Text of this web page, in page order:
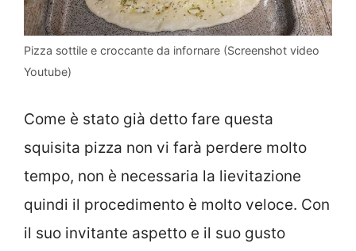
Pizza sottile e croccante da infornare (Screenshot video
Youtube)
Come è stato già detto fare questa
squisita pizza non vi farà perdere molto
tempo, non è necessaria la lievitazione
quindi il procedimento è molto veloce. Con
il suo invitante aspetto e il suo gusto